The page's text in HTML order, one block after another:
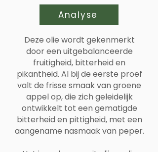
Analyse
Deze olie wordt gekenmerkt
door een uitgebalanceerde
fruitigheid, bitterheid en
pikantheid. Al bij de eerste proef
valt de frisse smaak van groene
appel op, die zich geleidelijk
ontwikkelt tot een gematigde
bitterheid en pittigheid, met een
aangename nasmaak van peper.